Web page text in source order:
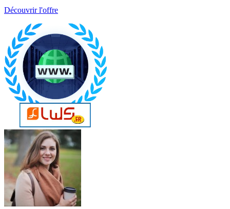
Découvrir l'offre